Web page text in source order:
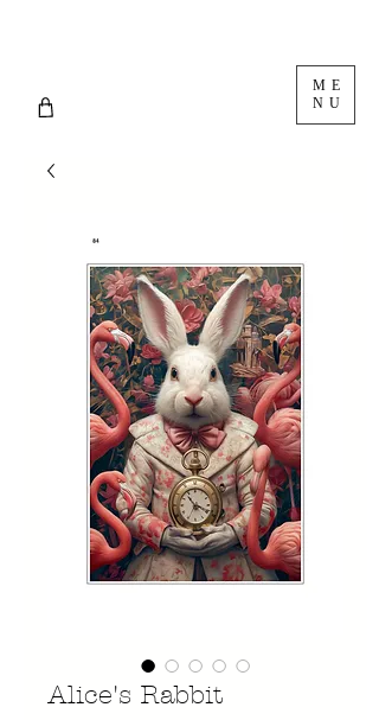
ME
NU
Alice's Rabbit